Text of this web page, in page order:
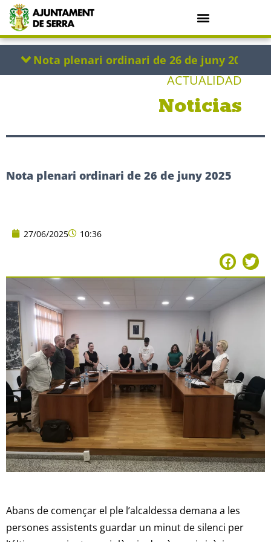
ACTUALIDAD
Noticias
Nota plenari ordinari de 26 de juny 2025
27/06/2025 10:36
Abans de començar el ple l’alcaldessa demana a les
persones assistents guardar un minut de silenci per